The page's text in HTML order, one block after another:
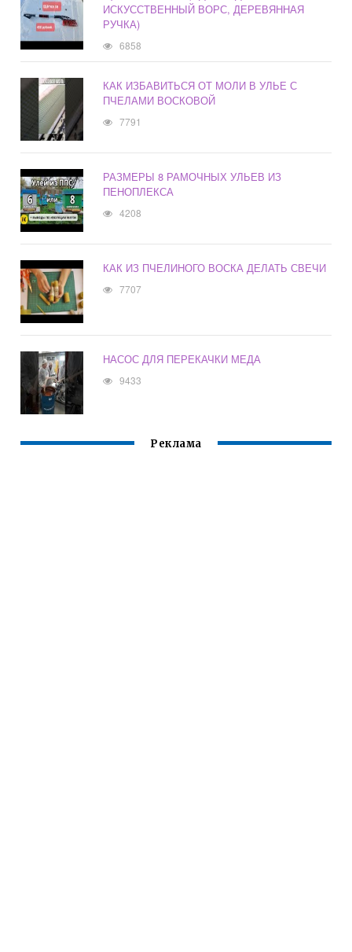
ИСКУССТВЕННЫЙ ВОРС, ДЕРЕВЯННАЯ
РУЧКА)
6858
КАК ИЗБАВИТЬСЯ ОТ МОЛИ В УЛЬЕ С
ПЧЕЛАМИ ВОСКОВОЙ
7791
РАЗМЕРЫ 8 РАМОЧНЫХ УЛЬЕВ ИЗ
ПЕНОПЛЕКСА
4208
КАК ИЗ ПЧЕЛИНОГО ВОСКА ДЕЛАТЬ СВЕЧИ
7707
НАСОС ДЛЯ ПЕРЕКАЧКИ МЕДА
9433
Реклама